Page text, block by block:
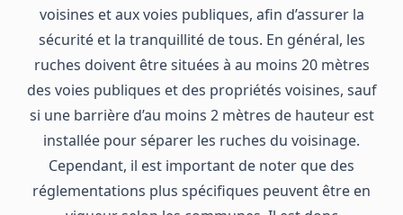
voisines et aux voies publiques, afin d’assurer la
sécurité et la tranquillité de tous. En général, les
ruches doivent être situées à au moins 20 mètres
des voies publiques et des propriétés voisines, sauf
si une barrière d’au moins 2 mètres de hauteur est
installée pour séparer les ruches du voisinage.
Cependant, il est important de noter que des
réglementations plus spécifiques peuvent être en